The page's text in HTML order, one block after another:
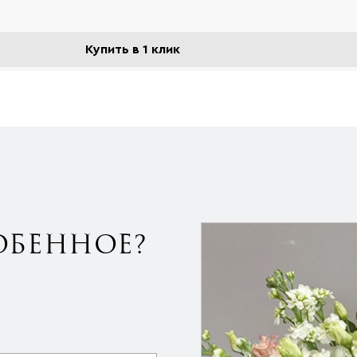
Купить в 1 клик